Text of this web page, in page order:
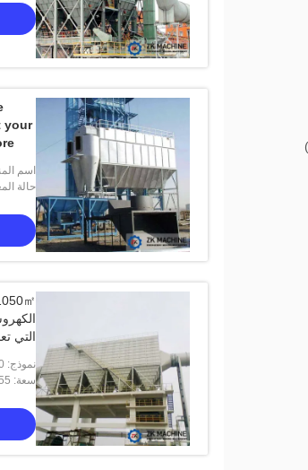
be
your
your
اسم
عالي
حالة
التي
نموذج: GD40-GD200
سعة: 2355-11050 （㎡）